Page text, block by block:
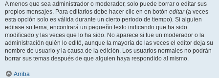
A menos que sea administrador o moderador, solo puede borrar o editar sus
propios mensajes. Para editarlos debe hacer clic en en botón editar(a veces
esta opción solo es válida durante un cierto periodo de tiempo). Si alguien
editase su tema, encontrará un pequeño texto indicando que ha sido
modificado y las veces que lo ha sido. No aparece si fue un moderador o la
administración quién lo editó, aunque la mayoría de las veces el editor deja su
nombre de usuario y la causa de la edición. Los usuarios normales no podrán
borrar sus temas después de que alguien haya respondido al mismo.
Arriba